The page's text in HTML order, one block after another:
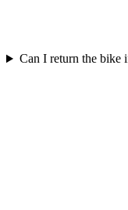
Can I return the bike